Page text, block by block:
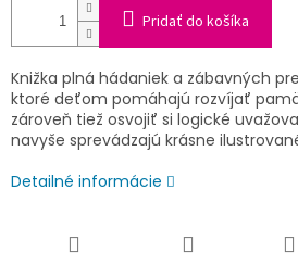
Pridať do košíka
Knižka plná hádaniek a zábavných
ktoré deťom pomáhajú rozvíjať
zároveň tiež osvojiť si logické
navyše sprevádzajú krásne
Detailné informácie